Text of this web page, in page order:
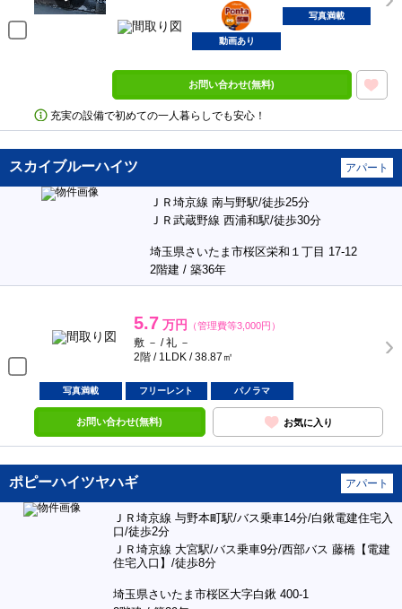
ポンタ
部屋
写真満載
動画あり
お問い合わせ(無料)
充実の設備で初めての一人暮らしでも安心！
スカイブルーハイツ アパート
ＪＲ埼京線 南与野駅/徒歩25分
ＪＲ武蔵野線 西浦和駅/徒歩30分
埼玉県さいたま市桜区栄和１丁目 17-12
2階建 / 築36年
5.7 万円 （管理費等3,000円）
敷 － / 礼 －
2階 / 1LDK / 38.87㎡
写真満載 フリーレント パノラマ
お問い合わせ(無料) お気に入り
ポピーハイツヤハギ アパート
ＪＲ埼京線 与野本町駅/バス乗車14分/白鍬電建住宅入
口/徒歩2分
ＪＲ埼京線 大宮駅/バス乗車9分/西部バス 藤橋【電建
住宅入口】/徒歩8分
埼玉県さいたま市桜区大字白鍬 400-1